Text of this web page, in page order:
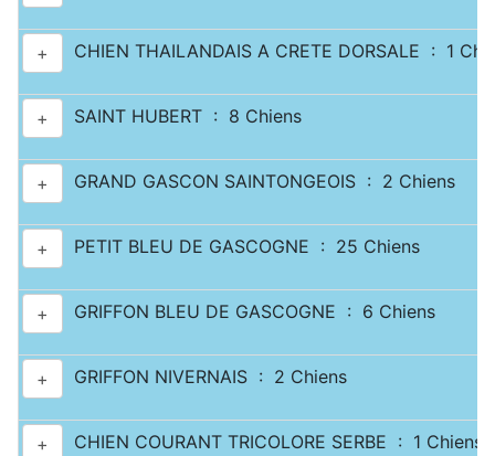
+ CHIEN THAILANDAIS A CRETE DORSALE : 1
+ SAINT HUBERT : 8 Chiens
+ GRAND GASCON SAINTONGEOIS : 2 Chiens
+ PETIT BLEU DE GASCOGNE : 25 Chiens
+ GRIFFON BLEU DE GASCOGNE : 6 Chiens
+ GRIFFON NIVERNAIS : 2 Chiens
+ CHIEN COURANT TRICOLORE SERBE : 1 Chiens